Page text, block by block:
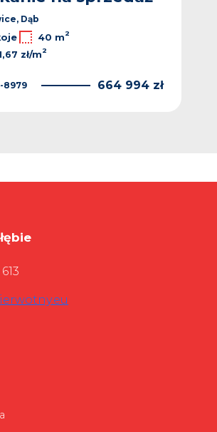
Dąb
40 m2
zł/m2
8979 664 994 zł